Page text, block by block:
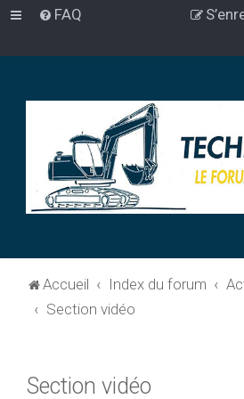
FAQ
Accueil Index du forum
Section vidéo
Section vidéo